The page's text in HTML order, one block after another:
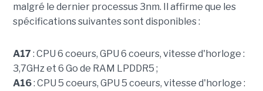
malgré le dernier processus 3nm. Il affirme que les
spécifications suivantes sont disponibles :
A17 : CPU 6 coeurs, GPU 6 coeurs, vitesse d'horloge :
3,7GHz et 6 Go de RAM LPDDR5 ;
A16: CPU 5 coeurs, GPU 5 coeurs, vitesse d'horloge :